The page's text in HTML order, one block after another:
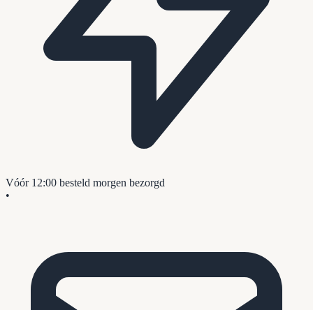
Vóór 12:00 besteld morgen bezorgd
•